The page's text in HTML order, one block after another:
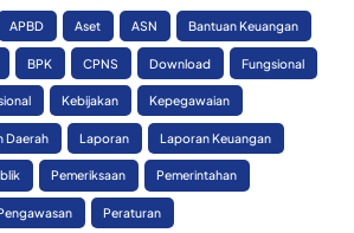
APBD Aset ASN Bantuan Keuangan
BPK CPNS Download Fungsional
Kebijakan Kepegawaian
Daerah Laporan Laporan Keuangan
Pemeriksaan Pemerintahan
Peraturan